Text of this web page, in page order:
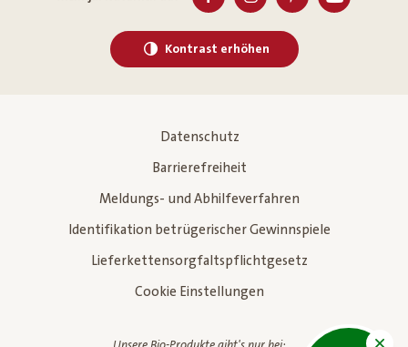
Kontrast erhöhen
Datenschutz
Barrierefreiheit
Meldungs- und Abhilfeverfahren
Identifikation betrügerischer Gewinnspiele
Lieferkettensorgfaltspflichtgesetz
Cookie Einstellungen